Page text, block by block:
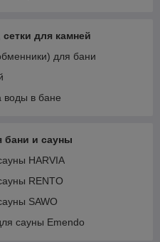
для камней
для бани
воды в бане
бани и сауны
HARVIA
RENTO
SAWO
сауны Emendo